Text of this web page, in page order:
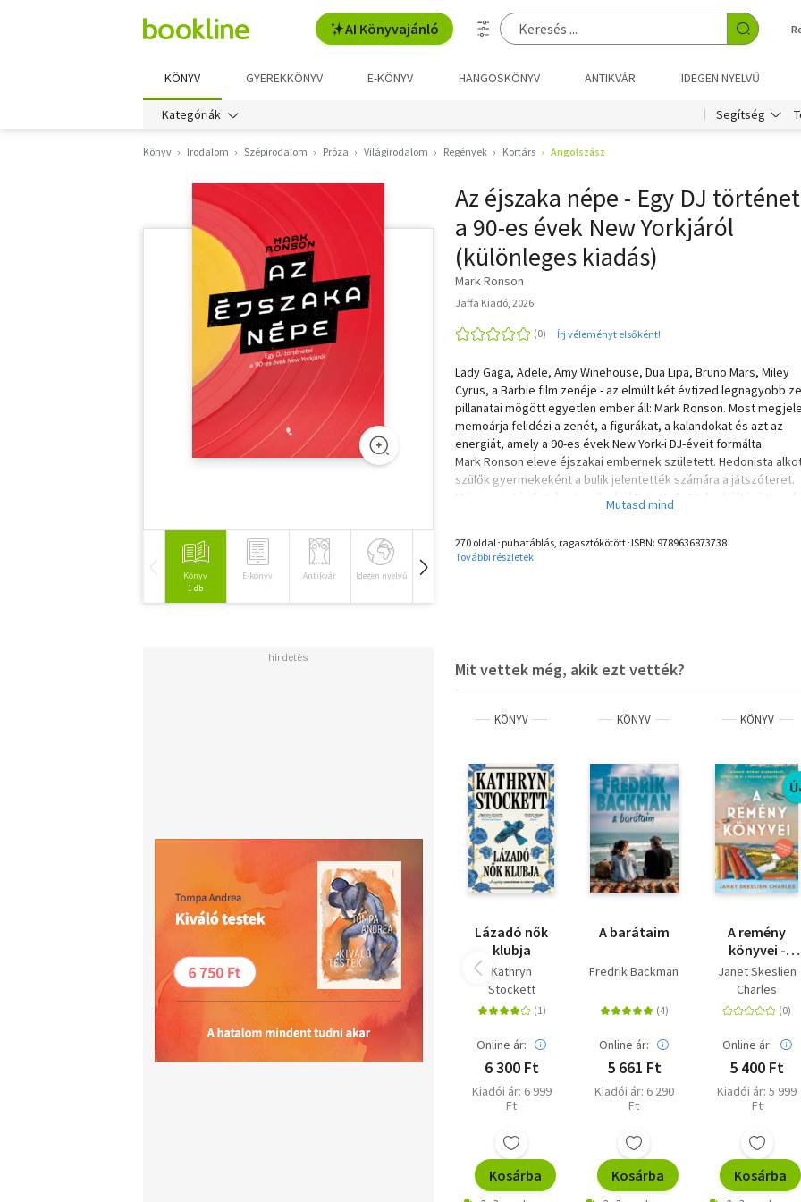
AI Könyvajánló
KÖNYV GYEREKKÖNYV E-KÖNYV HANGOSKÖNYV ANTIKVÁR IDEGEN NYELVŰ
Kategóriák Segítség
Könyv Irodalom Szépirodalom Próza Világirodalom Regények Kortárs Angolszász
Könyv
1 db
E-könyv Antikvár Idegen nyelvű Hangoskönyv
Az éjszaka népe - Egy DJ
a 90-es évek New Yorkjáról
(különleges kiadás)
Mark Ronson
Jaffa Kiadó, 2026
Írj véleményt elsőként!
Lady Gaga, Adele, Amy Winehouse, Dua Lipa, Bruno Mars, Miley
Cyrus, a Barbie film zenéje - az elmúlt két évtized legnagyobb
pillanatai mögött egyetlen ember áll: Mark Ronson. Most
memoárja felidézi a zenét, a figurákat, a kalandokat és azt az
energiát, amely a 90-es évek New York-i DJ-éveit formálta.
Mark Ronson eleve éjszakai embernek született. Hedonista
szülők gyermekeként a bulik jelentették számára a játszóteret.
Mégis, miután fiatalon Londonból New York Citybe költözött,
szcénájában. Minden egyes éjszaka a zene, az ambíció, a
csillogó varázsát, felidézi egy korszak és egy hely lendületét,
feltörekvő divatikonok és rapperek táncoltak együtt
hétköznapi, dolgozó emberekkel - és betekintést enged abba
alkotó és bulizó közösségbe, amely igazán csak napnyugta után
270 oldal･puhatáblás, ragasztókötött･ISBN: 9789636873738
További részletek
Mit vettek még, akik ezt vették?
KÖNYV
Lázadó nők
klubja
Kathryn
Stockett
Online ár:
6 300 Ft
Kiadói ár: 6 999
Ft
Kosárba
KÖNYV
A barátaim
Fredrik Backman
Online ár:
5 661 Ft
Kiadói ár: 6 290
Ft
Kosárba
KÖNYV
A remény
könyvei -
Felemelő
történet
újrakezdésről,
kitartásról és
a könyvek
erejéről
Janet Skeslien
Charles
Online ár:
5 400 Ft
Kiadói ár: 5 999
Ft
Kosárba